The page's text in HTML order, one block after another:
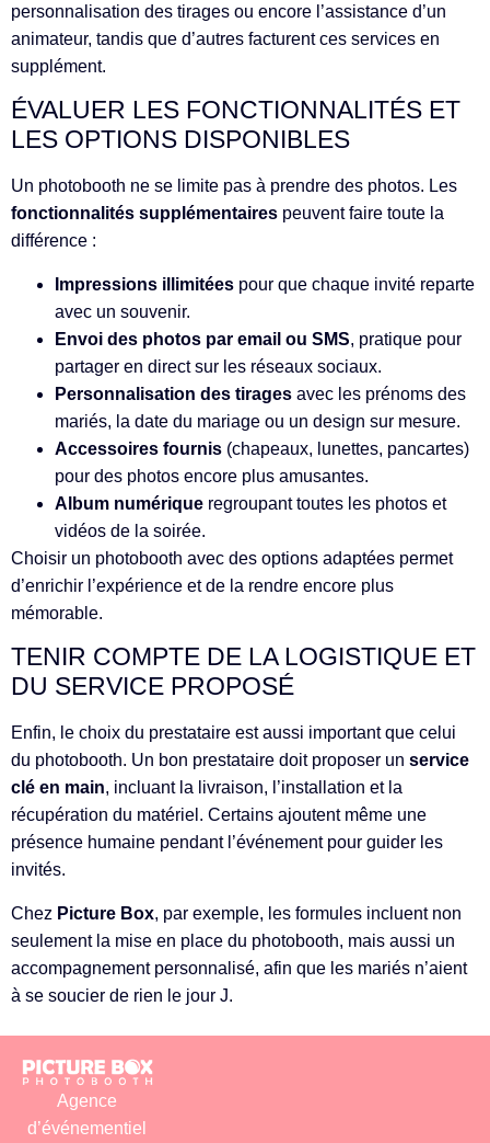
personnalisation des tirages ou encore l’assistance d’un
animateur, tandis que d’autres facturent ces services en
supplément.
ÉVALUER LES FONCTIONNALITÉS ET
LES OPTIONS DISPONIBLES
Un photobooth ne se limite pas à prendre des photos. Les
fonctionnalités supplémentaires peuvent faire toute la
différence :
Impressions illimitées pour que chaque invité reparte
avec un souvenir.
Envoi des photos par email ou SMS, pratique pour
partager en direct sur les réseaux sociaux.
Personnalisation des tirages avec les prénoms des
mariés, la date du mariage ou un design sur mesure.
Accessoires fournis (chapeaux, lunettes, pancartes)
pour des photos encore plus amusantes.
Album numérique regroupant toutes les photos et
vidéos de la soirée.
Choisir un photobooth avec des options adaptées permet
d’enrichir l’expérience et de la rendre encore plus
mémorable.
TENIR COMPTE DE LA LOGISTIQUE ET
DU SERVICE PROPOSÉ
Enfin, le choix du prestataire est aussi important que celui
du photobooth. Un bon prestataire doit proposer un service
clé en main, incluant la livraison, l’installation et la
récupération du matériel. Certains ajoutent même une
présence humaine pendant l’événement pour guider les
invités.
Chez Picture Box, par exemple, les formules incluent non
seulement la mise en place du photobooth, mais aussi un
accompagnement personnalisé, afin que les mariés n’aient
à se soucier de rien le jour J.
Agence
d’événementiel